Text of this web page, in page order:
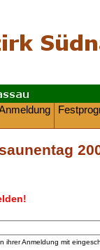
ihrer Anmeldung mit